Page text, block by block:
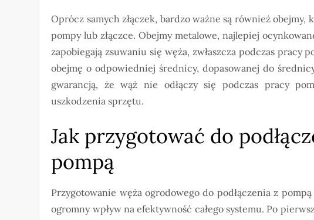
Oprócz samych złączek, bardzo ważne są również
pompy lub złączce. Obejmy metalowe, najlepiej
zapobiegają zsuwaniu się węża, zwłaszcza podczas pracy
obejmę o odpowiedniej średnicy, dopasowanej do
gwarancją, że wąż nie odłączy się podczas pracy
uszkodzenia sprzętu.
Jak przygotować do
pompą
Przygotowanie węża ogrodowego do podłączenia z
ogromny wpływ na efektywność całego systemu. Po